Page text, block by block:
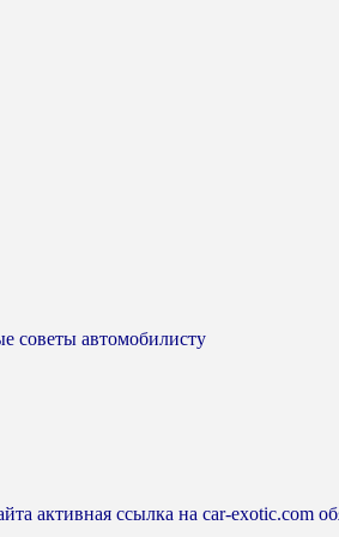
советы автомобилисту
активная ссылка на car-exotic.com